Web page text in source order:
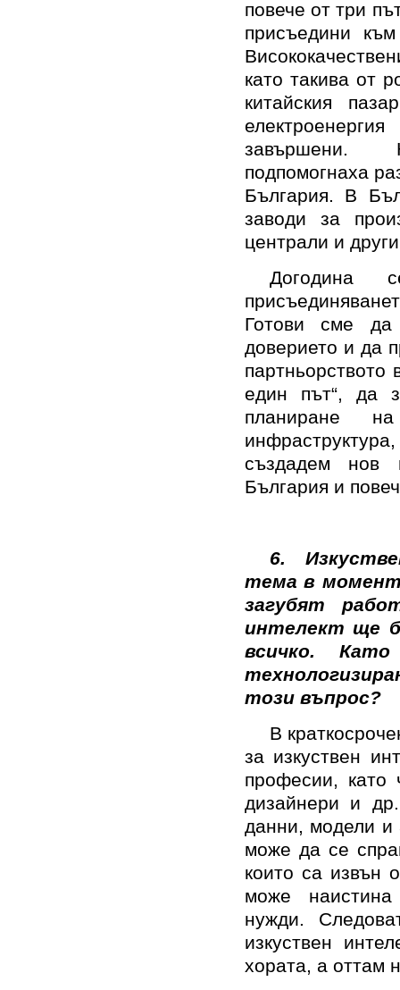
повече от три
присъедини
като такива от
китайския
завършени.
подпомогнаха
България. В
заводи за
централи и
Догодина
Готови сме
доверието и да
партньорството
един път“, да
планиране
създадем нов
България и
6.
тема в
загубят
интелект ще
всичко.
този въпрос?
В
за изкуствен
професии, като
дизайнери и
данни, модели и
може да се
които са извън
може
нужди.
изкуствен
хората, а оттам